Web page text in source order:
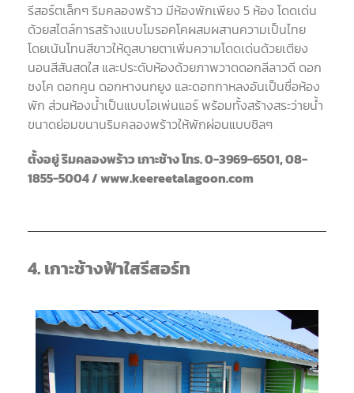
รีสอร์ตเล็กๆ ริมคลองพร้าว มีห้องพักเพียง 5 ห้อง โดดเด่น
ด้วยสไตล์การสร้างแบบโมรอคโคผสมผสานความเป็นไทย
โดยเน้นโทนสีขาวให้ดูสบายตาเพิ่มความโดดเด่นด้วยเตียง
นอนสีสันสดใส และประดับห้องด้วยภาพวาดดอกลีลาวดี ดอก
ชงโค ดอกคูน ดอกหางนกยูง และดอกกาหลงอันเป็นชื่อห้อง
พัก ส่วนห้องน้ำเป็นแบบโอเพ่นแอร์ พร้อมทั้งสร้างสระว่ายน้ำ
ขนาดย่อมขนานริมคลองพร้าวให้พักผ่อนแบบชิลๆ
ตั้งอยู่ ริมคลองพร้าว เกาะช้าง โทร. 0-3969-6501, 08-
1855-5004 / www.keereetalagoon.com
4. เกาะช้างฟ้าใสรีสอร์ท